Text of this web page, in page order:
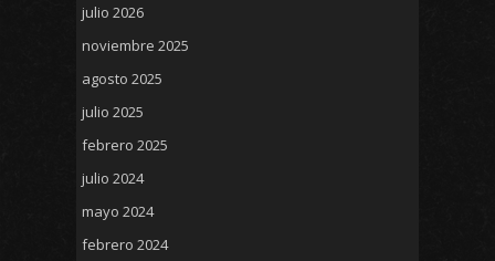
julio 2026
noviembre 2025
agosto 2025
julio 2025
febrero 2025
julio 2024
mayo 2024
febrero 2024